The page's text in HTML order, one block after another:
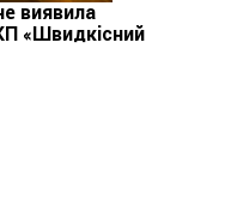
виявила
«Швидкісний